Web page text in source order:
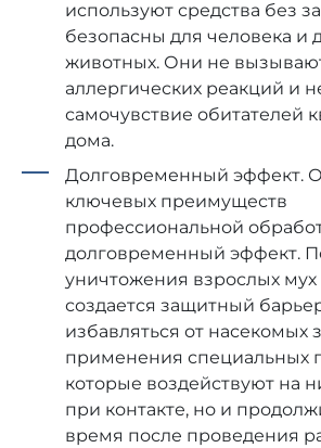
используют средства без
безопасны для человека и
животных. Они не
аллергических реакций и
самочувствие обитателей
дома.
Долговременный эффект.
ключевых преимуществ
профессиональной
долговременный эффект.
уничтожения взрослых
создается защитный
избавляться от насекомых
применения специальных
которые воздействуют на
при контакте, но и
время после проведения